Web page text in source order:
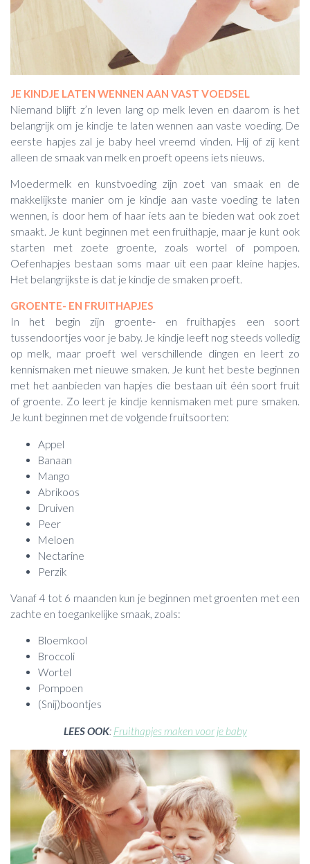
JE KINDJE LATEN WENNEN AAN VAST VOEDSEL
Niemand blijft z’n leven lang op melk leven en daarom is het
belangrijk om je kindje te laten wennen aan vaste voeding. De
eerste hapjes zal je baby heel vreemd vinden. Hij of zij kent
alleen de smaak van melk en proeft opeens iets nieuws.
Moedermelk en kunstvoeding zijn zoet van smaak en de
makkelijkste manier om je kindje aan vaste voeding te laten
wennen, is door hem of haar iets aan te bieden wat ook zoet
smaakt. Je kunt beginnen met een fruithapje, maar je kunt ook
starten met zoete groente, zoals wortel of pompoen.
Oefenhapjes bestaan soms maar uit een paar kleine hapjes.
Het belangrijkste is dat je kindje de smaken proeft.
GROENTE- EN FRUITHAPJES
In het begin zijn groente- en fruithapjes een soort
tussendoortjes voor je baby. Je kindje leeft nog steeds volledig
op melk, maar proeft wel verschillende dingen en leert zo
kennismaken met nieuwe smaken. Je kunt het beste beginnen
met het aanbieden van hapjes die bestaan uit één soort fruit
of groente. Zo leert je kindje kennismaken met pure smaken.
Je kunt beginnen met de volgende fruitsoorten:
Appel
Banaan
Mango
Abrikoos
Druiven
Peer
Meloen
Nectarine
Perzik
Vanaf 4 tot 6 maanden kun je beginnen met groenten met een
zachte en toegankelijke smaak, zoals:
Bloemkool
Broccoli
Wortel
Pompoen
(Snij)boontjes
LEES OOK: Fruithapjes maken voor je baby